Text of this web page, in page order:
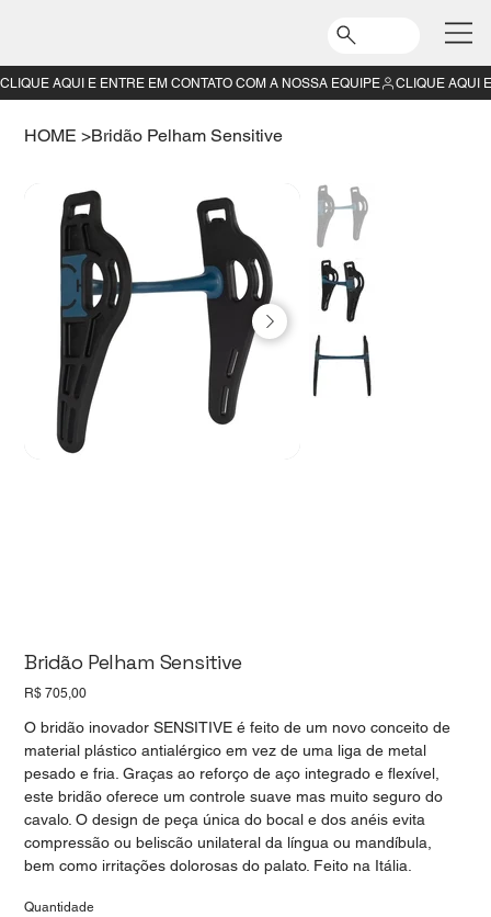
HOME >Bridão Pelham Sensitive
Bridão Pelham Sensitive
Preço
R$ 705,00
O bridão inovador SENSITIVE é feito de um novo conceito de
material plástico antialérgico em vez de uma liga de metal
pesado e fria. Graças ao reforço de aço integrado e flexível,
este bridão oferece um controle suave mas muito seguro do
cavalo. O design de peça única do bocal e dos anéis evita
compressão ou beliscão unilateral da língua ou mandíbula,
bem como irritações dolorosas do palato. Feito na Itália.
Quantidade
CLIQUE AQUI E ENTRE EM CONTATO COM A NOSSA EQUIPE